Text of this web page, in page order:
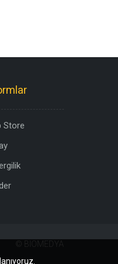
Store
BIOMEDYA